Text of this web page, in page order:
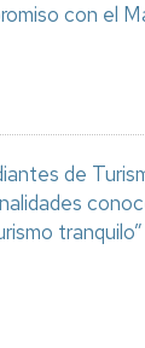
con el
de